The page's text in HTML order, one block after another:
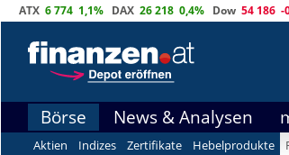
ATX 6 774 1,1% DAX 26 218 0,4% Dow 54 186 -
Börse News & Analysen
Aktien Indizes Zertifikate Hebelprodukte